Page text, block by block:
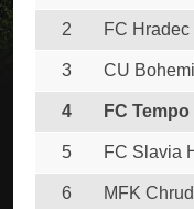
2 FC
3 CU
4 FC
5 FC Slavia
6 MFK